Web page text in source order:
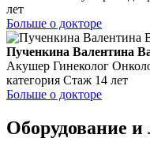
лет
Больше о докторе
Пученкина Валентина
Акушер Гинеколог
категория Стаж 14 лет
Больше о докторе
Оборудование и